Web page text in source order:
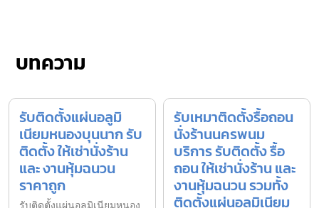
บทความ
รับติดตั้งแผ่นอลูมิ
เนียมหนองบุนนาก รับ
ติดตั้ง ให้เช่านั่งร้าน
และ งานหุ้มฉนวน
ราคาถูก
รับเหมาติดตั้งรื้อถอน
นั่งร้านนครพนม
บริการ รับติดตั้ง รื้อ
ถอน ให้เช่านั่งร้าน และ
งานหุ้มฉนวน รวมทั้ง
ติดตั้งแผ่นอลูมิเนียม